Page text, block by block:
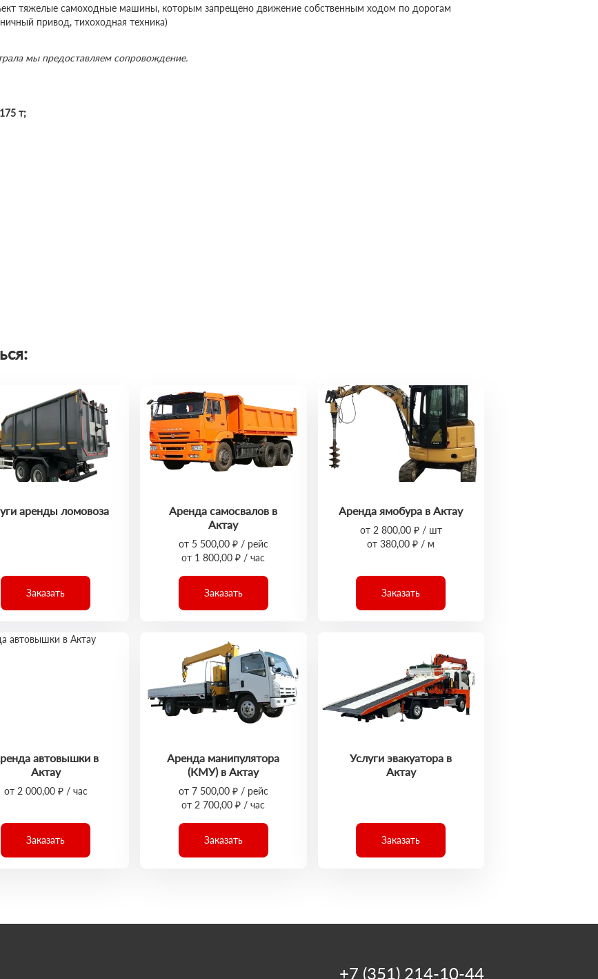
тяжелые самоходные машины, которым запрещено движение собственным ходом по дорогам
привод, тихоходная техника)
мы предоставляем сопровождение.
т;
аренды ломовоза
Заказать
Аренда самосвалов в
Актау
от 5 500,00 ₽ / рейс
от 1 800,00 ₽ / час
Заказать
Аренда ямобура в Актау
от 2 800,00 ₽ / шт
от 380,00 ₽ / м
Заказать
автовышки в
Актау
от 2 000,00 ₽ / час
Заказать
Аренда манипулятора
(КМУ) в Актау
от 7 500,00 ₽ / рейс
от 2 700,00 ₽ / час
Заказать
Услуги эвакуатора в
Актау
Заказать
+7 (351) 214-10-44